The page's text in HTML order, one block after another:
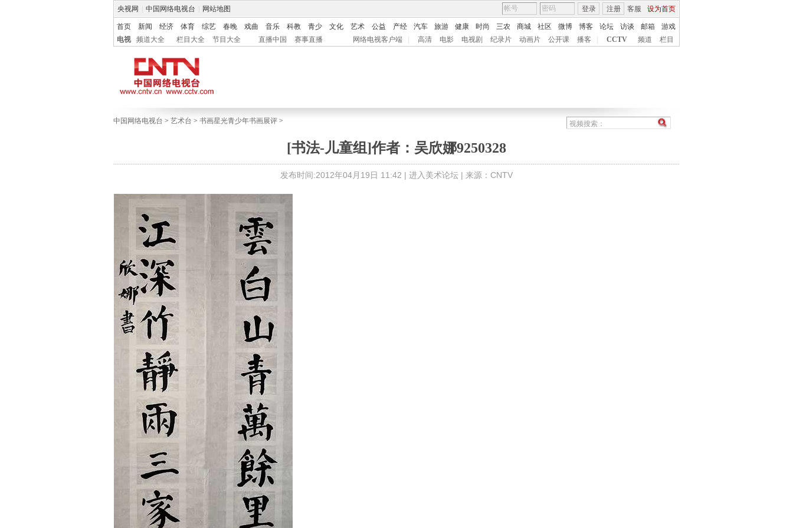
央视网 中国网络电视台 网站地图 客服 设为首页
登录 注册
首页 新闻 经济 体育 综艺 春晚 戏曲 音乐 科教 青少 文化 艺术 公益 产经 汽车 旅游 健康 时尚 三农 商城 社区 微博 博客 论坛 访谈 邮箱
游戏
电视
频道大全 栏目大全 节目大全 直播中国 赛事直播 网络电视客户端 高清 电影 电视剧 纪录片 动画片 公开课 播客 CCTV 频道 栏目
中国网络电视台 > 艺术台 > 书画星光青少年书画展评 >
[书法-儿童组]作者：吴欣娜9250328
发布时间:2012年04月19日 11:42 | 进入美术论坛 | 来源：CNTV